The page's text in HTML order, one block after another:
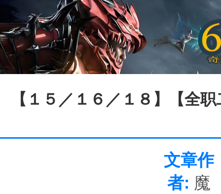
【１５／１６／１８】【全
文章作
者: 魔